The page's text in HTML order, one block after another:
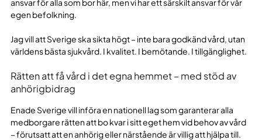
ansvar för alla som bor här, men vi har ett särskilt ansvar för vår
egen befolkning.
Jag vill att Sverige ska sikta högt – inte bara godkänd vård, utan
världens bästa sjukvård. I kvalitet. I bemötande. I tillgänglighet.
Rätten att få vård i det egna hemmet – med stöd av
anhörigbidrag
Enade Sverige vill införa en nationell lag som garanterar alla
medborgare rätten att bo kvar i sitt eget hem vid behov av vård
– förutsatt att en anhörig eller närstående är villig att hjälpa till.